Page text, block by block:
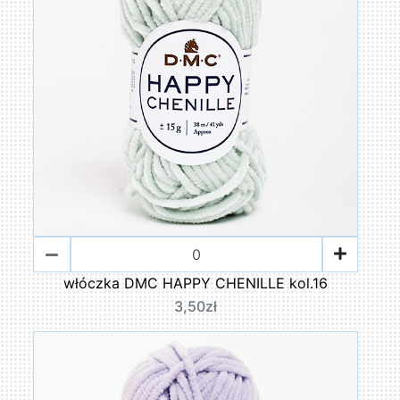
włóczka DMC HAPPY CHENILLE kol.16
3,50zł